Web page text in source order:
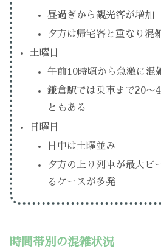
昼過ぎから観光客が増加
夕方は帰宅客と重なり混
土曜日
午前10時頃から急激に混
鎌倉駅では乗車まで20〜
ともある
日曜日
日中は土曜並み
夕方の上り列車が最大ピ
るケースが多発
時間帯別の混雑状況